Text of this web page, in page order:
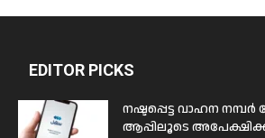
EDITOR PICKS
നഷ്ടപ്പെട്ട വാഹന നമ്പർ
ആപ്പിലൂടെ